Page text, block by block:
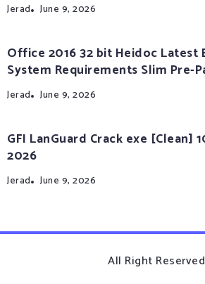
Jerad June 9, 2026
Office 2016 32 bit Heidoc
System Requirements Slim Pre-
Jerad June 9, 2026
GFI LanGuard Crack exe [Clean]
2026
Jerad June 9, 2026
All Right